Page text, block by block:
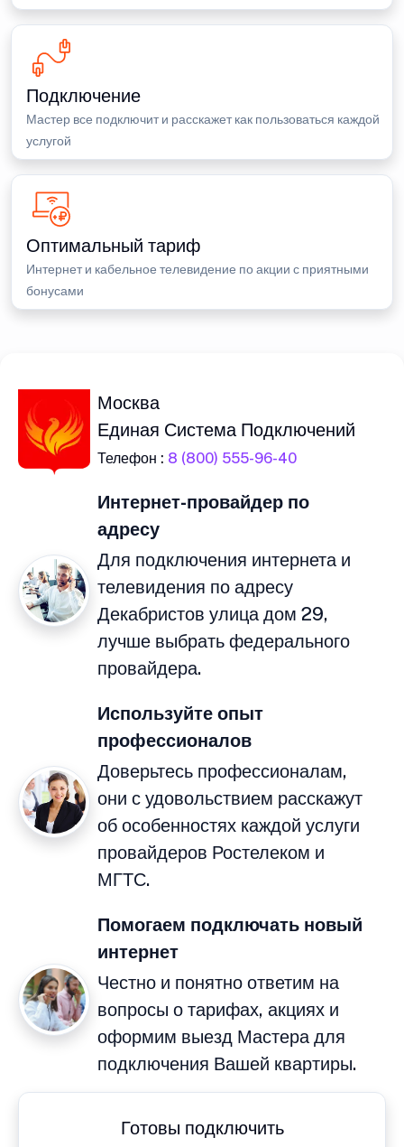
Подключение
Мастер все подключит и расскажет как пользоваться каждой
услугой
Оптимальный тариф
Интернет и кабельное телевидение по акции с приятными
бонусами
Москва
Единая Система Подключений
Телефон : 8 (800) 555-96-40
Интернет-провайдер по
адресу
Для подключения интернета и
телевидения по адресу
Декабристов улица дом 29,
лучше выбрать федерального
провайдера.
Используйте опыт
профессионалов
Доверьтесь профессионалам,
они с удовольствием расскажут
об особенностях каждой услуги
провайдеров Ростелеком и
МГТС.
Помогаем подключать новый
интернет
Честно и понятно ответим на
вопросы о тарифах, акциях и
оформим выезд Мастера для
подключения Вашей квартиры.
Готовы подключить